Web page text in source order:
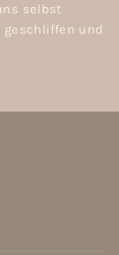
selbst
geschliffen und